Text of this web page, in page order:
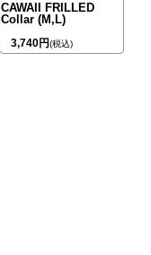
CAWAII FRILLED
Collar (M,L)
3,740円(税込)